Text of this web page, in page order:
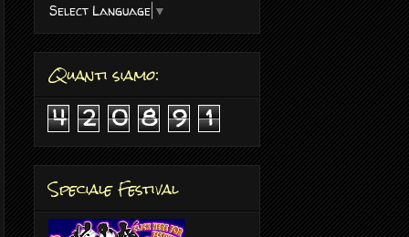
Select Language ▼
Quanti siamo:
4 2 0 8 9 1
Speciale Festival